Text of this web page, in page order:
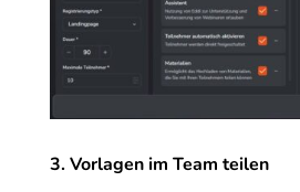
3. Vorlagen im Team teilen